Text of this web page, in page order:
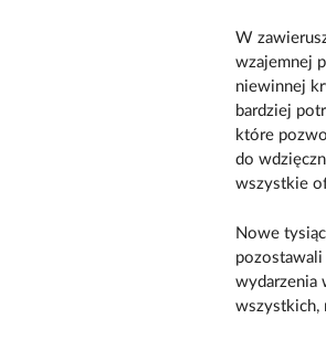
W
wzajemnej
niewinnej
bardziej
które
do
wszystkie
Nowe
wydarzenia
wszystkich,